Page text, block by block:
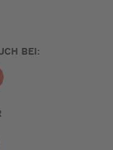
(das
an den Wohnwagen
BEI: